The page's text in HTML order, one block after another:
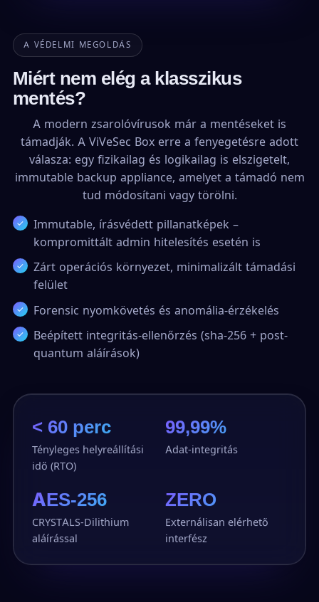
A VÉDELMI MEGOLDÁS
Miért nem elég a klasszikus
mentés?
A modern zsarolóvírusok már a mentéseket is
támadják. A ViVeSec Box erre a fenyegetésre adott
válasza: egy fizikailag és logikailag is elszigetelt,
immutable backup appliance, amelyet a támadó nem
tud módosítani vagy törölni.
Immutable, írásvédett pillanatképek –
kompromittált admin hitelesítés esetén is
Zárt operációs környezet, minimalizált támadási
felület
Forensic nyomkövetés és anomália-érzékelés
Beépített integritás-ellenőrzés (sha-256 + post-
quantum aláírások)
< 60 perc
Tényleges helyreállítási
idő (RTO)
99,99%
Adat-integritás
AES-256
CRYSTALS-Dilithium
aláírással
ZERO
Externálisan elérhető
interfész